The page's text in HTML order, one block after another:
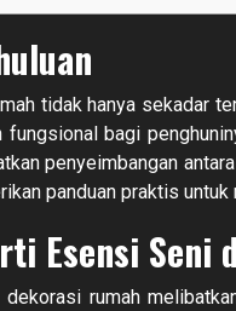
tidak hanya sekadar
fungsional bagi
penyeimbangan
panduan praktis untuk
Esensi Seni
rumah